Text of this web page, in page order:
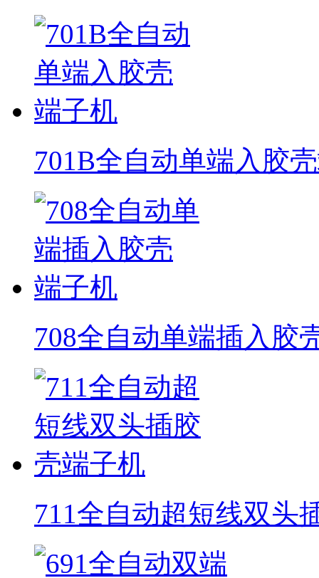
701B全自动单端入胶
708全自动单端插入胶
711全自动超短线双头